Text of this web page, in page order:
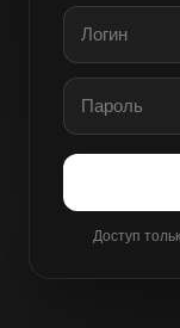
Доступ